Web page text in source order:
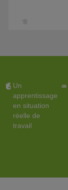
Un
apprentissage
en situation
réelle de
travail